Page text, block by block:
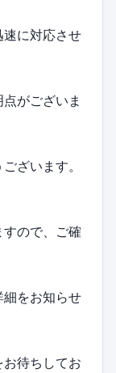
に対応させ
がございま
ざいます。
ので、ご確
をお知らせ
待ちしてお